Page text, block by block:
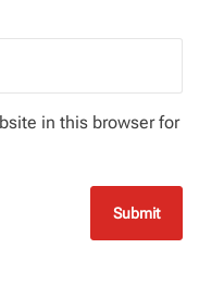
in this browser for